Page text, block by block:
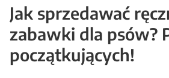
Jak sprzedawać
zabawki dla psów?
początkujących!